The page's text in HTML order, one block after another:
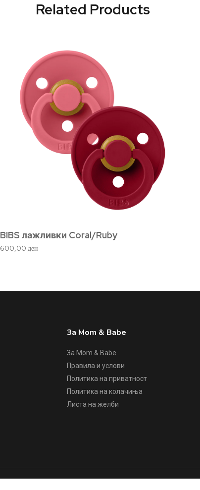
Related Products
BIBS лажливки Coral/Ruby
600,00ден
За Mom & Babe
За Mom & Babe
Правила и услови
Политика на приватност
Политика на колачиња
Листа на желби